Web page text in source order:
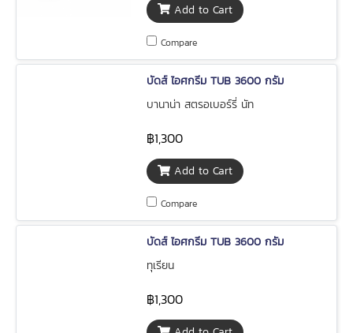
Add to Cart
Compare
บัดส์ ไอศกรีม TUB 3600 กรัม
บานาน่า สตรอเบอร์รี่ นัท
฿1,300
Add to Cart
Compare
บัดส์ ไอศกรีม TUB 3600 กรัม
ทุเรียน
฿1,300